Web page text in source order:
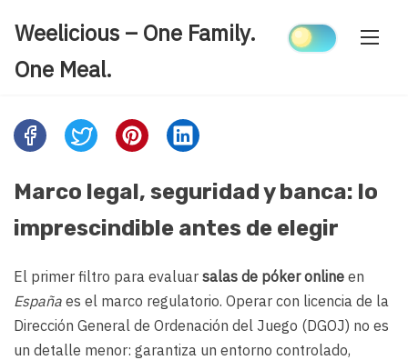
content
Weelicious – One Family.
One Meal.
Share
this
post
on:
Marco legal, seguridad y banca: lo
imprescindible antes de elegir
El primer filtro para evaluar salas de póker online en
España es el marco regulatorio. Operar con licencia de la
Dirección General de Ordenación del Juego (DGOJ) no es
un detalle menor: garantiza un entorno controlado,